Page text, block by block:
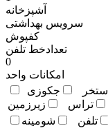
آشپزخانه
سرویس بهداشتی
کفپوش
تعدادخط تلفن
0
امکانات واحد
استخر
جکوزی
تراس
زيرزمين
تلفن شومينه